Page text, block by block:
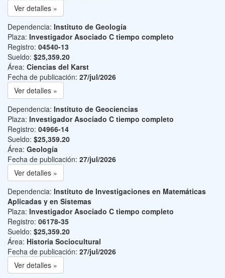
Ver detalles »
Dependencia: Instituto de Geología
Plaza: Investigador Asociado C tiempo completo
Registro: 04540-13
Sueldo: $25,359.20
Área: Ciencias del Karst
Fecha de publicación: 27/jul/2026
Ver detalles »
Dependencia: Instituto de Geociencias
Plaza: Investigador Asociado C tiempo completo
Registro: 04966-14
Sueldo: $25,359.20
Área: Geología
Fecha de publicación: 27/jul/2026
Ver detalles »
Dependencia: Instituto de Investigaciones en Matemáticas
Aplicadas y en Sistemas
Plaza: Investigador Asociado C tiempo completo
Registro: 06178-35
Sueldo: $25,359.20
Área: Historia Sociocultural
Fecha de publicación: 27/jul/2026
Ver detalles »